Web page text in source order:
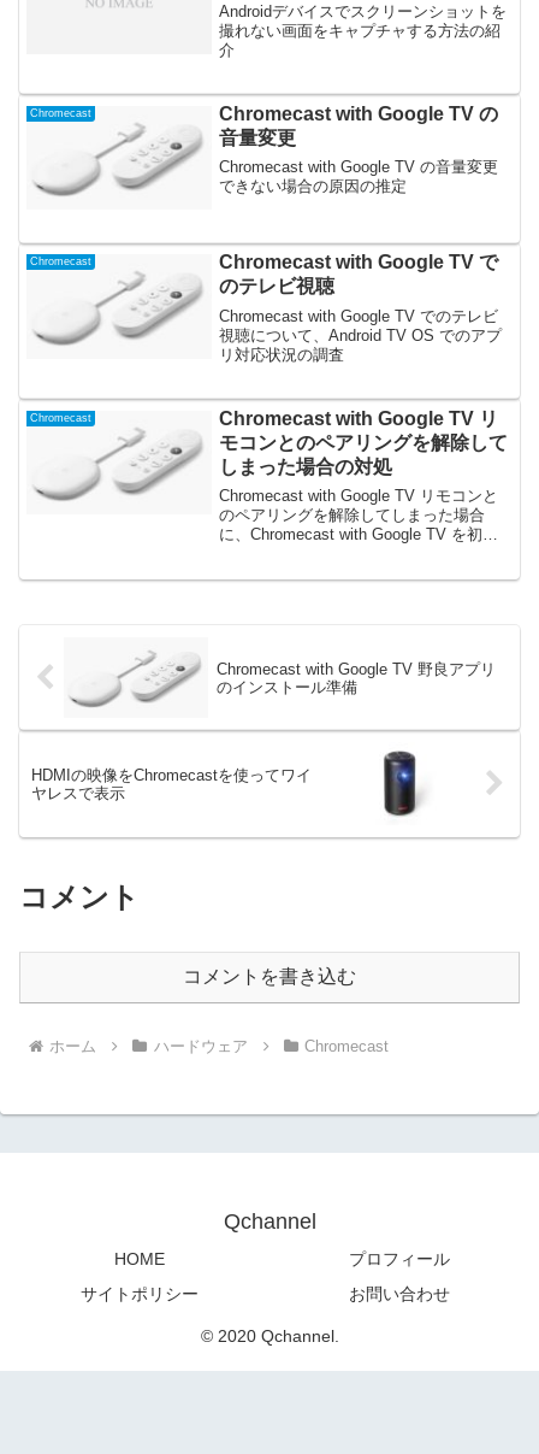
Androidデバイスでスクリーンショットを
撮れない画面をキャプチャする方法の紹
介
Chromecast
Chromecast with Google TV の
音量変更
Chromecast with Google TV の音量変更
できない場合の原因の推定
Chromecast
Chromecast with Google TV で
のテレビ視聴
Chromecast with Google TV でのテレビ
視聴について、Android TV OS でのアプ
リ対応状況の調査
Chromecast
Chromecast with Google TV リ
モコンとのペアリングを解除して
しまった場合の対処
Chromecast with Google TV リモコンと
のペアリングを解除してしまった場合
に、Chromecast with Google TV を初期
Chromecast with Google TV 野良アプリ
のインストール準備
HDMIの映像をChromecastを使ってワイ
ヤレスで表示
コメント
コメントを書き込む
ホーム ハードウェア Chromecast
Qchannel
HOME
プロフィール
サイトポリシー
お問い合わせ
© 2020 Qchannel.